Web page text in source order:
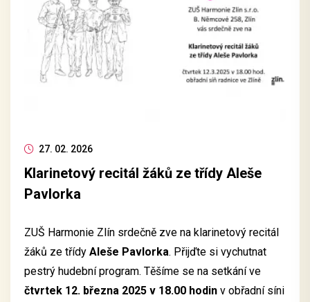
27. 02. 2026
Klarinetový recitál žáků ze třídy Aleše
Pavlorka
ZUŠ Harmonie Zlín srdečně zve na klarinetový recitál
žáků ze třídy Aleše Pavlorka. Přijďte si vychutnat
pestrý hudební program. Těšíme se na setkání ve
čtvrtek 12. března 2025 v 18.00 hodin v obřadní síni